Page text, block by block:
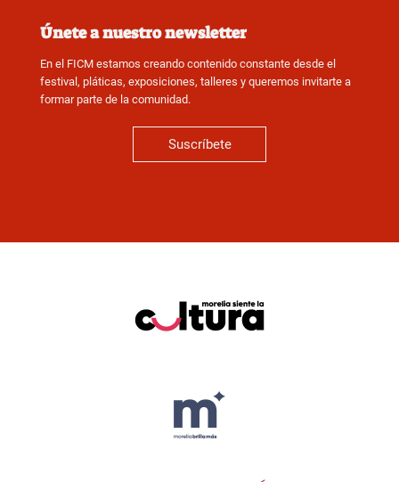
Únete a nuestro newsletter
En el FICM estamos creando contenido constante desde el
festival, pláticas, exposiciones, talleres y queremos invitarte a
formar parte de la comunidad.
Suscríbete